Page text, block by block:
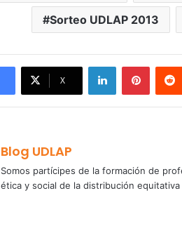
Sorteo UDLAP 2013
X
LinkedIn
Blog UDLAP
Somos partícipes de la formación de
ética y social de la distribución